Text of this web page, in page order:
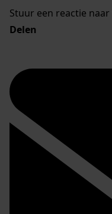
Stuur een reactie
Delen